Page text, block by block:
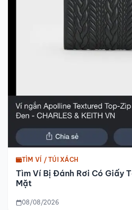
TÌM VÍ / TÚI XÁCH
Tìm Ví Bị Đánh Rơi Có Giấy
Mặt
08/08/2026